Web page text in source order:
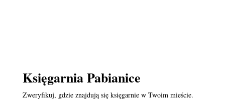
Księgarnia Pabianice
Zweryfikuj, gdzie znajdują się księgarnie w Twoim mieście.